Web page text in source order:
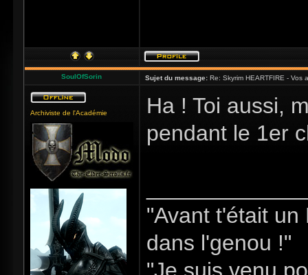
SoulOfSorin Sujet du message: Re: Skyrim HEARTFIRE - Vos
Archiviste de l'Académie
Ha ! Toi aussi,
pendant le 1er
"Avant t'était
dans l'genou !"